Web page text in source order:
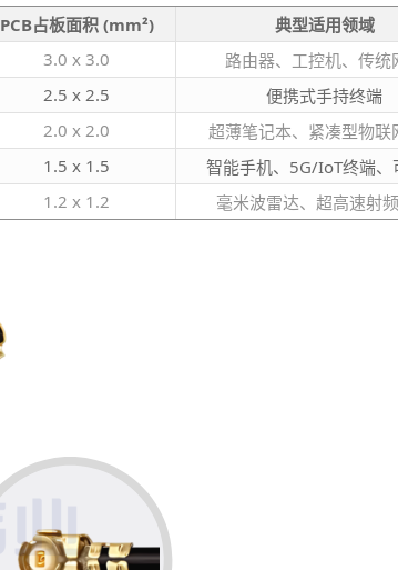
PCB占板面积 (mm²)
典型适用领域
3.0 x 3.0
路由器、工控机、传统
2.5 x 2.5
便携式手持终端
2.0 x 2.0
超薄笔记本、紧凑型物联
1.5 x 1.5
智能手机、5G/IoT终端、
1.2 x 1.2 毫米波雷达、超高速射